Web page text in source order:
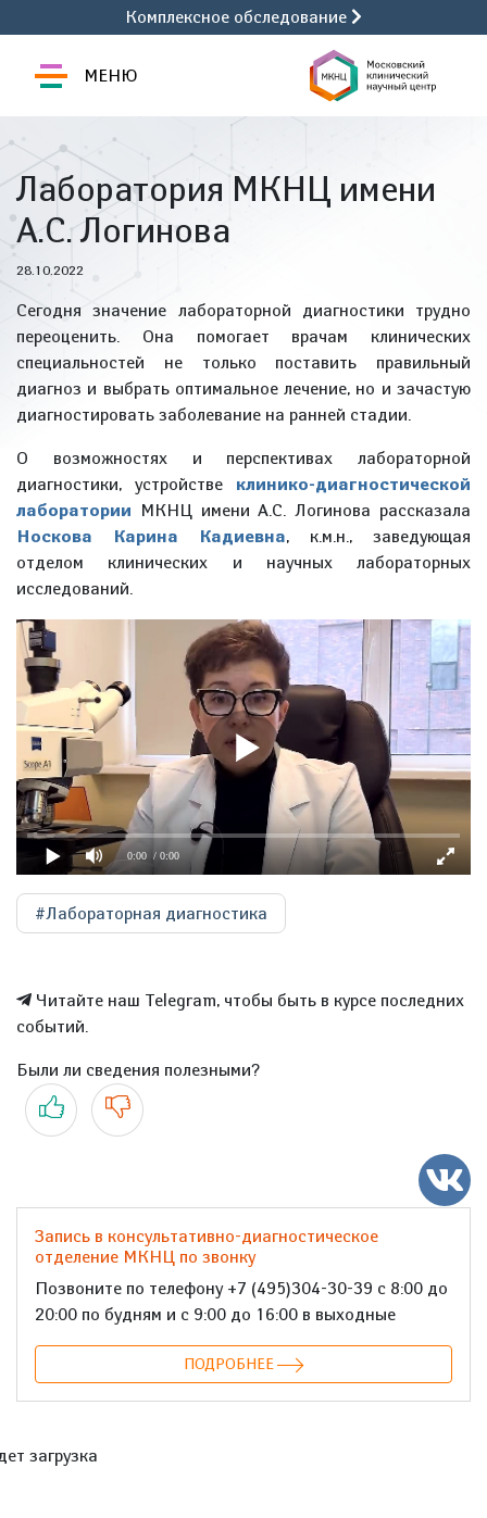
Комплексное обследование
МЕНЮ
Лаборатория МКНЦ имени
А.С. Логинова
28.10.2022
Сегодня значение лабораторной диагностики трудно
переоценить. Она помогает врачам клинических
специальностей не только поставить правильный
диагноз и выбрать оптимальное лечение, но и зачастую
диагностировать заболевание на ранней стадии.
О возможностях и перспективах лабораторной
диагностики, устройстве клинико-диагностической
лаборатории МКНЦ имени А.С. Логинова рассказала
Носкова Карина Кадиевна, к.м.н., заведующая
отделом клинических и научных лабораторных
исследований.
0:00 / 0:00
#Лабораторная диагностика
Читайте наш Telegram, чтобы быть в курсе последних
событий.
Были ли сведения полезными?
Да Нет
Запись в консультативно-диагностическое
отделение МКНЦ по звонку
Позвоните по телефону +7 (495)304-30-39 с 8:00 до
20:00 по будням и с 9:00 до 16:00 в выходные
ПОДРОБНЕЕ
загрузка